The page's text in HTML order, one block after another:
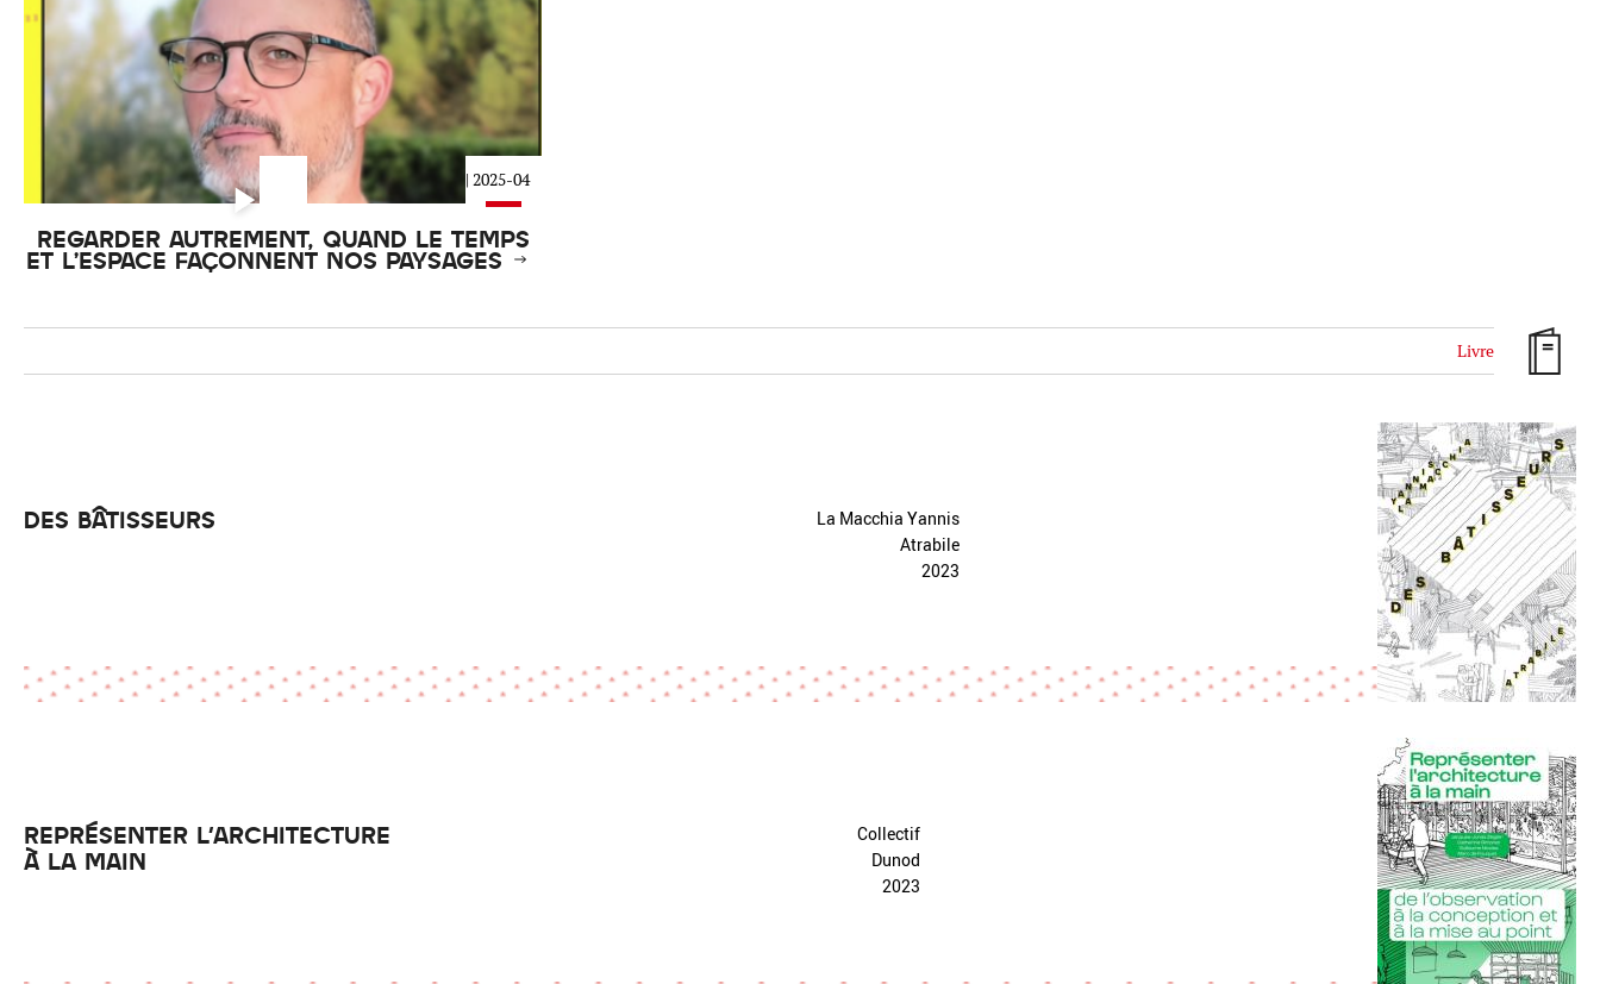
| 2025-04
REGARDER AUTREMENT, QUAND LE TEMPS
ET L’ESPACE FAÇONNENT NOS PAYSAGES
Livre
DES BÂTISSEURS
La Macchia Yannis
Atrabile
2023
REPRÉSENTER L'ARCHITECTURE
À LA MAIN
Collectif
Dunod
2023